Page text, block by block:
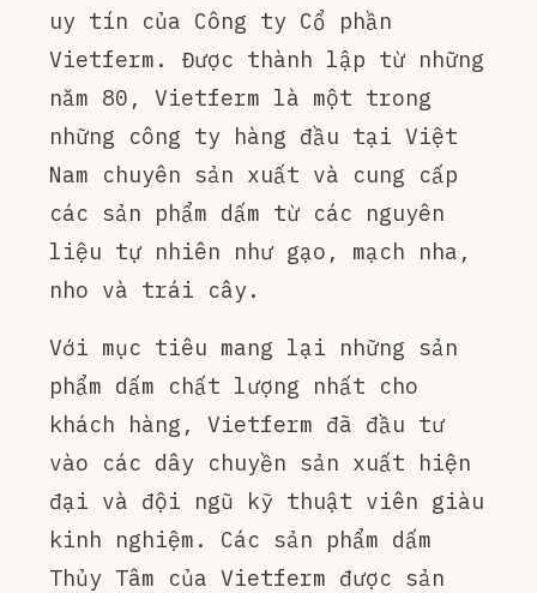
uy tín của Công ty Cổ phần
Vietferm. Được thành lập từ những
năm 80, Vietferm là một trong
những công ty hàng đầu tại Việt
Nam chuyên sản xuất và cung cấp
các sản phẩm dấm từ các nguyên
liệu tự nhiên như gạo, mạch nha,
nho và trái cây.
Với mục tiêu mang lại những sản
phẩm dấm chất lượng nhất cho
khách hàng, Vietferm đã đầu tư
vào các dây chuyền sản xuất hiện
đại và đội ngũ kỹ thuật viên giàu
kinh nghiệm. Các sản phẩm dấm
Thủy Tâm của Vietferm được sản